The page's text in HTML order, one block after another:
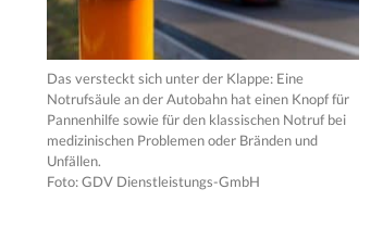
Das versteckt sich unter der Klappe: Eine
Notrufsäule an der Autobahn hat einen Knopf für
Pannenhilfe sowie für den klassischen Notruf bei
medizinischen Problemen oder Bränden und
Unfällen.
Foto: GDV Dienstleistungs-GmbH